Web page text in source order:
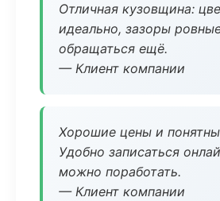
Отличная кузовщина:
идеально, зазоры
обращаться ещё.
— Клиент компании
Хорошие цены и
Удобно записаться
можно поработать.
— Клиент компании